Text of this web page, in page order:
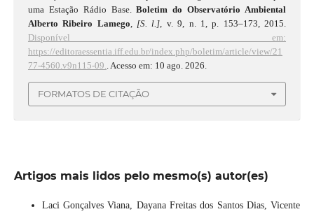
uma Estação Rádio Base.Boletim do Observatório Ambiental
Alberto Ribeiro Lamego
[S. l.] , v. 9, n. 1, p. 153–173, 2015.
Disponível em:
https://editoraessentia.iff.edu.br/index.php/boletim/article/view/21
77-4560.v9n115-09.
. Acesso em: 10 ago. 2026.
FORMATOS DE CITAÇÃO
Artigos mais lidos pelo mesmo(s) autor(es)
Laci Gonçalves Viana, Dayana Freitas dos Santos Dias, Vicente